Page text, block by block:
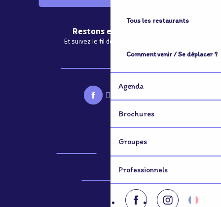
Tous les restaurants
Comment venir / Se déplacer ?
Agenda
Brochures
Groupes
Professionnels
Restons en contact
Et suivez le fil de notre actualité
S'abonner à la newsletter
Groupes
Professionnels